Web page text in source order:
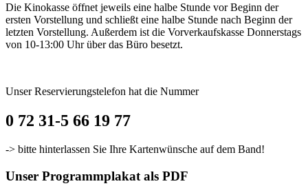
Die Kinokasse öffnet jeweils eine halbe Stunde vor Beginn der
ersten Vorstellung und schließt eine halbe Stunde nach Beginn der
letzten Vorstellung. Außerdem ist die Vorverkaufskasse Donnerstags
von 10-13:00 Uhr über das Büro besetzt.
Unser Reservierungstelefon hat die Nummer
0 72 31-5 66 19 77
-> bitte hinterlassen Sie Ihre Kartenwünsche auf dem Band!
Unser Programmplakat als PDF